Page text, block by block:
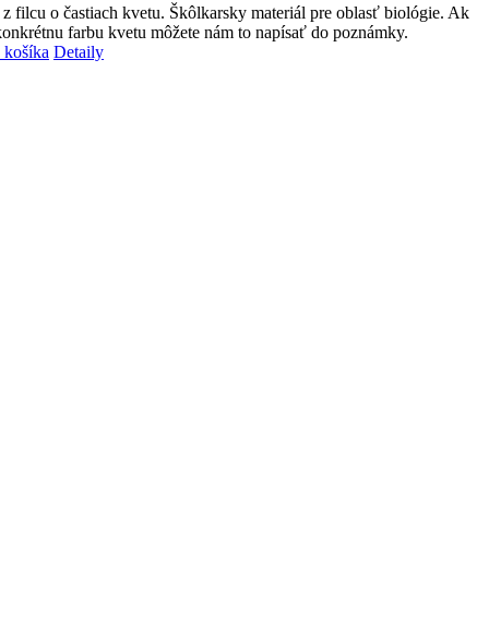
z filcu o častiach kvetu. Škôlkarsky materiál pre oblasť biológie. Ak
farbu kvetu môžete nám to napísať do poznámky.
Detaily